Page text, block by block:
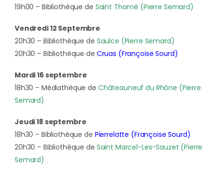
19h00 – Bibliothèque de Saint Thomé (Pierre Semard)
Vendredi 12 Septembre
20h30 – Bibliothèque de Saulce (Pierre Semard)
20h30 – Bibliothèque de Cruas (Françoise Sourd)
Mardi 16 septembre
18h30 – Médiathèque de Châteauneuf du Rhône (Pierre
Semard)
Jeudi 18 septembre
18h30 – Bibliothèque de Pierrelatte (Françoise Sourd)
20h30 – Bibliothèque de Saint Marcel-Les-Sauzet (Pierre
Semard)